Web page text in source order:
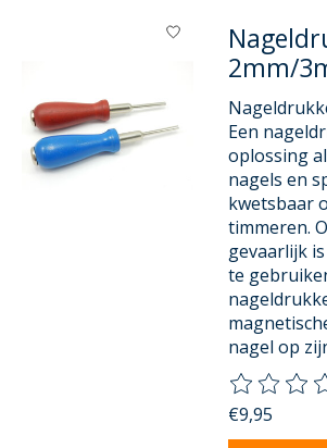
2mm/
Een
oplossing
nagels en
kwetsbaar
timmeren.
gevaarlijk
te
nagel op
De
€9,95